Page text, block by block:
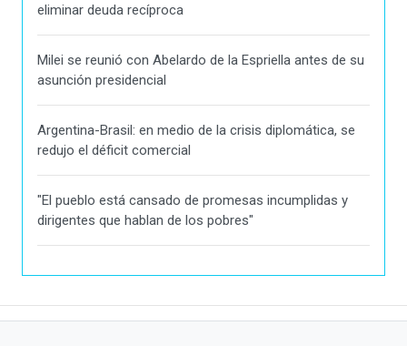
eliminar deuda recíproca
Milei se reunió con Abelardo de la Espriella antes de su
asunción presidencial
Argentina-Brasil: en medio de la crisis diplomática, se
redujo el déficit comercial
"El pueblo está cansado de promesas incumplidas y
dirigentes que hablan de los pobres"